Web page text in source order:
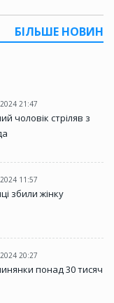
БІЛЬШЕ НОВИН
21:47
чоловік стріляв з
11:57
збили жінку
20:27
понад 30 тисяч